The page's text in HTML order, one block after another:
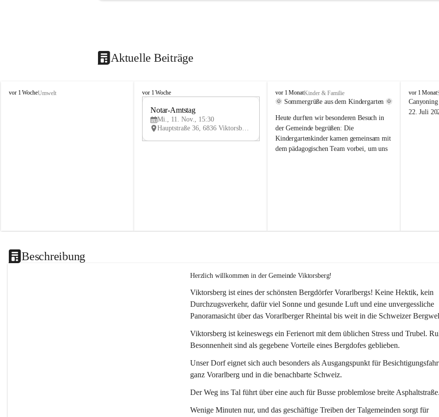
Aktuelle Beiträge
V
vor 1 WocheUmwelt
V
vor 1 Woche
V
Notar-Amtstag
Mi., 11. Nov., 15:30
Hauptstraße 36, 6836 Viktorsberg, AUT
V
i
t
o
r
s
vor 1 MonatKinder & Familie
🌞 Sommergrüße aus dem Kindergarten 🌞
Heute durften wir besonderen Besuch in
der Gemeinde begrüßen: Die
Kindergartenkinder kamen gemeinsam mit
dem pädagogischen Team vorbei, um uns
V
i
k
vor 1 Monat
22. Juli
Beschreibung
Herzlich willkommen in der Gemeinde Viktorsberg!
Viktorsberg ist eines der schönsten Bergdörfer Vorarlbergs! Keine Hektik, kein
Durchzugsverkehr, dafür viel Sonne und gesunde Luft und eine unvergessliche
Panoramasicht über das Vorarlberger Rheintal bis weit in die Schweizer
Viktorsberg ist keineswegs ein Ferienort mit dem üblichen Stress und Trubel.
Besonnenheit sind als gegebene Vorteile eines Bergdofes geblieben.
Unser Dorf eignet sich auch besonders als Ausgangspunkt für
ganz Vorarlberg und in die benachbarte Schweiz.
Der Weg ins Tal führt über eine auch für Busse problemlose breite
Wenige Minuten nur, und das geschäftige Treiben der Talgemeinden sorgt für